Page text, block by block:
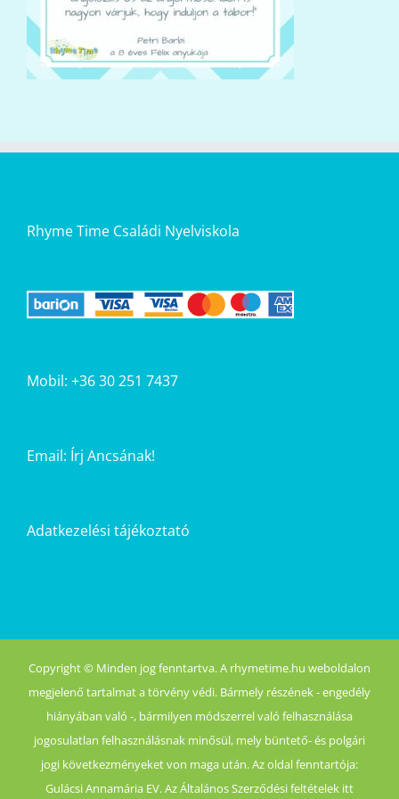
Rhyme Time Családi Nyelviskola
Mobil: +36 30 251 7437
Email: Írj Ancsának!
Adatkezelési tájékoztató
Copyright © Minden jog fenntartva. A rhymetime.hu weboldalon
megjelenő tartalmat a törvény védi. Bármely részének - engedély
hiányában való -, bármilyen módszerrel való felhasználása
jogosulatlan felhasználásnak minősül, mely büntető- és polgári
jogi következményeket von maga után. Az oldal fenntartója:
Gulácsi Annamária EV. Az Általános Szerződési feltételek itt